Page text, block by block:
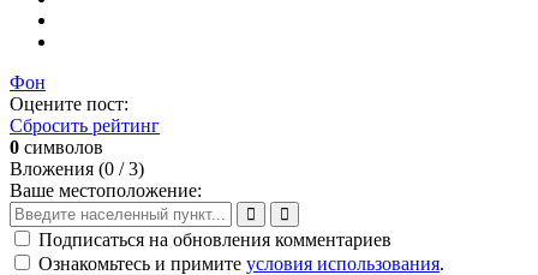
Фон
Оцените пост:
Сбросить рейтинг
0 символов
Вложения (0 / 3)
Ваше местоположение:
Подписаться на обновления комментариев
Ознакомьтесь и примите условия использования.